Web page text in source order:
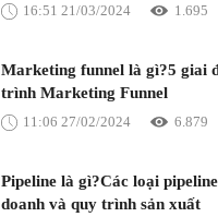
16:51 21/03/2024 1.695
Marketing funnel là gì?5 giai
trình Marketing Funnel
11:06 27/02/2024 6.879
Pipeline là gì?Các loại
doanh và quy trình sản xuất